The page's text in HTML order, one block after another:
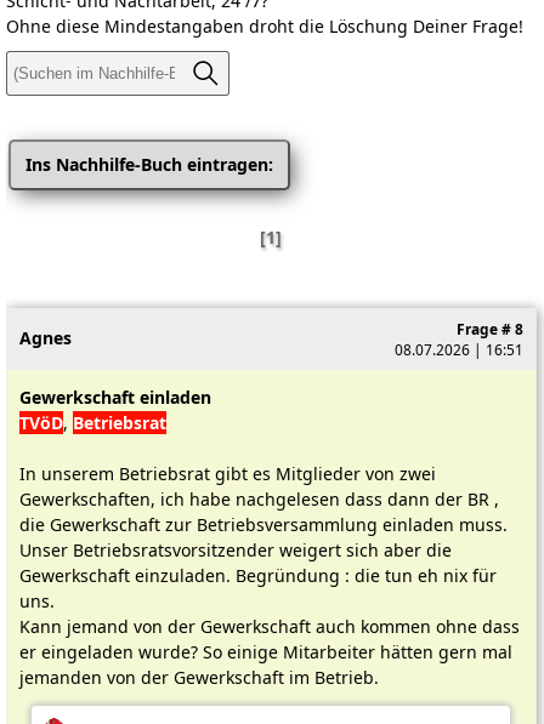
Ohne diese Mindestangaben droht die Löschung Deiner Frage!
Ins Nachhilfe-Buch eintragen:
[1]
Agnes
Frage # 8
08.07.2026 | 16:51
Gewerkschaft einladen
TVöD, Betriebsrat
In unserem Betriebsrat gibt es Mitglieder von zwei
Gewerkschaften, ich habe nachgelesen dass dann der BR ,
die Gewerkschaft zur Betriebsversammlung einladen muss.
Unser Betriebsratsvorsitzender weigert sich aber die
Gewerkschaft einzuladen. Begründung : die tun eh nix für
uns.
Kann jemand von der Gewerkschaft auch kommen ohne dass
er eingeladen wurde? So einige Mitarbeiter hätten gern mal
jemanden von der Gewerkschaft im Betrieb.